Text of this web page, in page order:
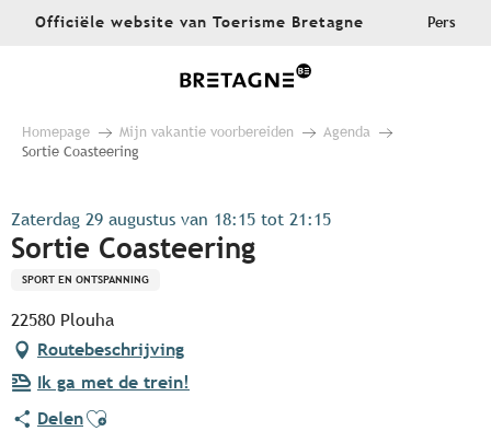
AllerOfficiële website van Toerisme Bretagne Pers
Homepage Mijn vakantie voorbereiden
Agenda
Sortie Coasteering
Zaterdag 29 augustus van 18:15 tot 21:15
Sortie Coasteering
SPORT EN ONTSPANNING
22580 Plouha
Routebeschrijving
Ik ga met de trein!
DelenAjouter aux favoris